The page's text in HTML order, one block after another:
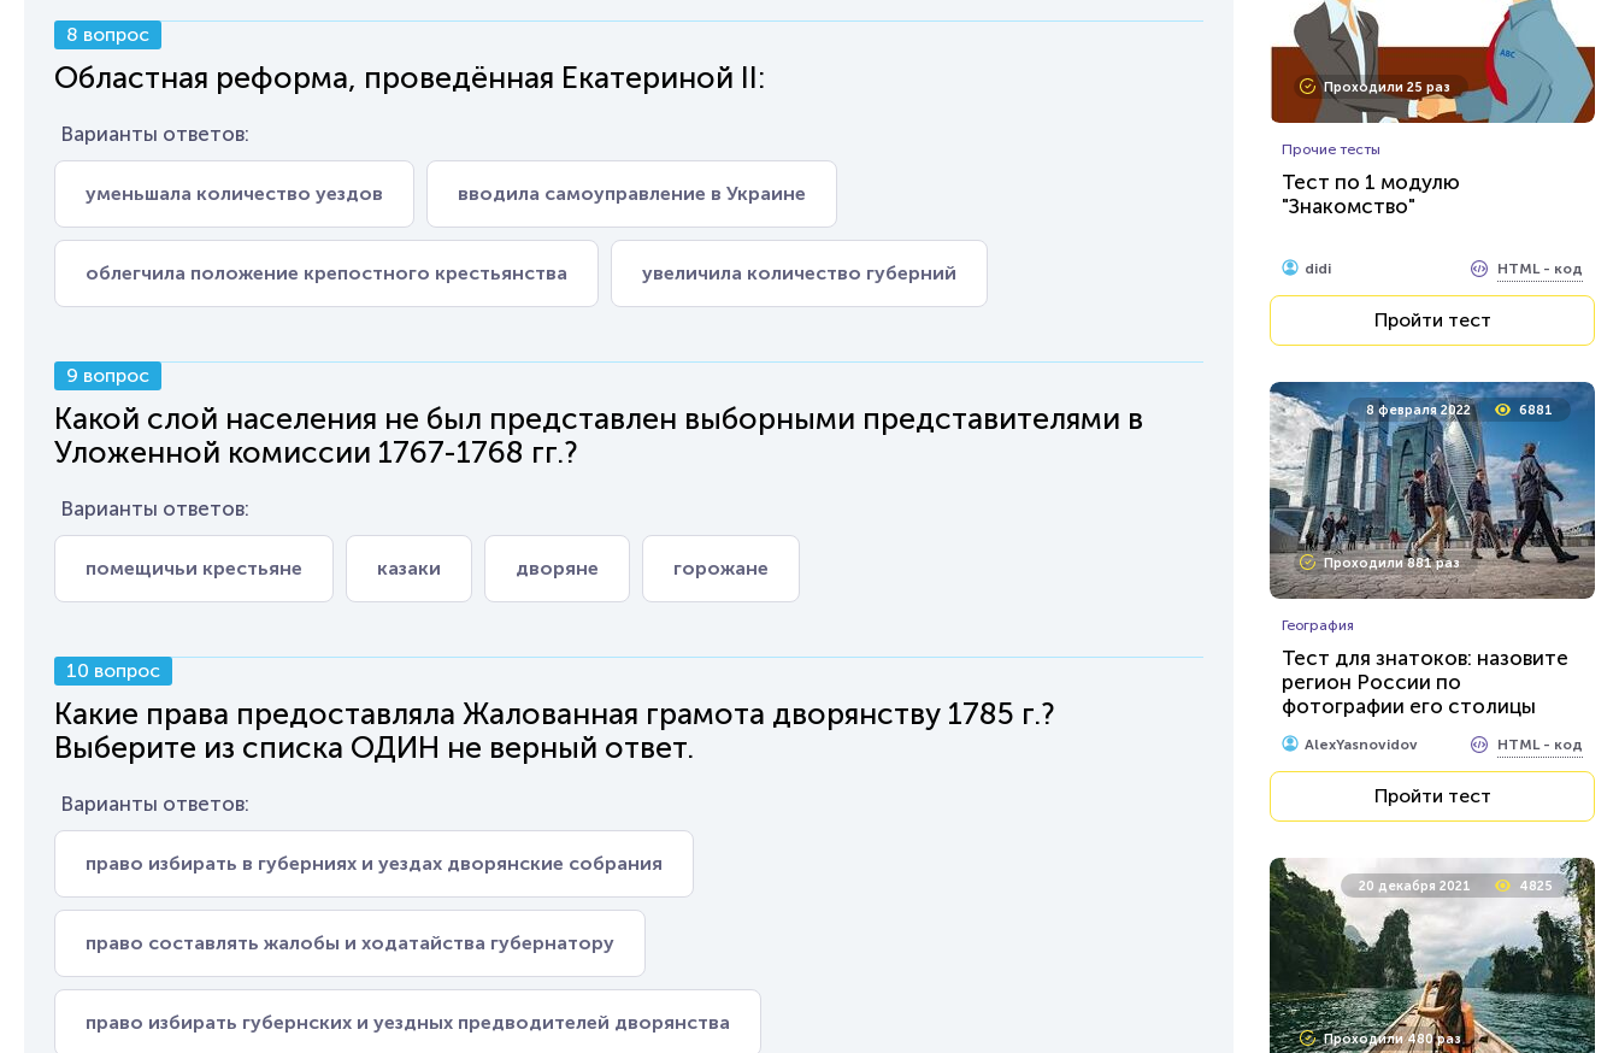
8 вопрос
Областная реформа, проведённая Екатериной II:
Варианты ответов:
уменьшала количество уездов вводила самоуправление в Украине
облегчила положение крепостного крестьянства увеличила количество губерний
9 вопрос
Какой слой населения не был представлен выборными представителями в
Уложенной комиссии 1767-1768 гг.?
Варианты ответов:
помещичьи крестьяне казаки дворяне горожане
10 вопрос
Какие права предоставляла Жалованная грамота дворянству 1785 г.?
Выберите из списка ОДИН не верный ответ.
Варианты ответов:
право избирать в губерниях и уездах дворянские собрания
право составлять жалобы и ходатайства губернатору
право избирать губернских и уездных предводителей дворянства
Проходили 25 раз
Прочие тесты
Тест по 1 модулю
"Знакомство"
didi HTML - код
Пройти тест
8 февраля 2022 6881
Проходили 881 раз
География
Тест для знатоков: назовите
регион России по
фотографии его столицы
AlexYasnovidov HTML - код
Пройти тест
20 декабря 2021 4825
Проходили 480 раз